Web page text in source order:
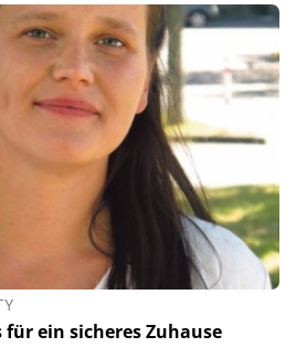
ein sicheres Zuhause